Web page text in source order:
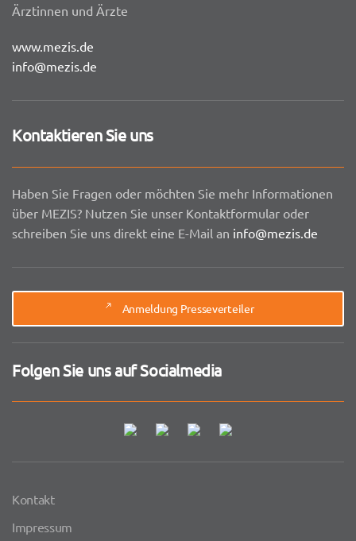
Ärztinnen und Ärzte
www.mezis.de
info@mezis.de
Kontaktieren Sie uns
Haben Sie Fragen oder möchten Sie mehr Informationen
über MEZIS? Nutzen Sie unser Kontaktformular oder
schreiben Sie uns direkt eine E-Mail an info@mezis.de
Anmeldung Presseverteiler
Folgen Sie uns auf Socialmedia
Kontakt
Impressum